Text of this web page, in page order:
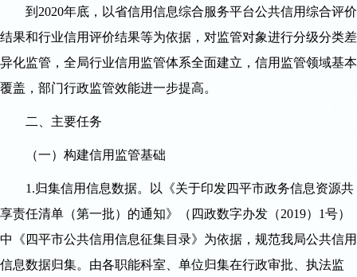
到2020年底，以省信用信息综合服务平台公共信用综合评价
结果和行业信用评价结果等为依据，对监管对象进行分级分类差
异化监管，全局行业信用监管体系全面建立，信用监管领域基本
覆盖，部门行政监管效能进一步提高。
二、主要任务
（一）构建信用监管基础
1.归集信用信息数据。以《关于印发四平市政务信息资源共
享责任清单（第一批）的通知》（四政数字办发（2019）1号）
中《四平市公共信用信息征集目录》为依据，规范我局公共信用
信息数据归集。由各职能科室、单位归集在行政审批、执法监